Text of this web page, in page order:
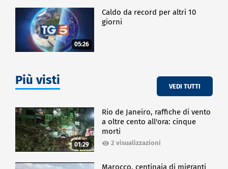
05:26
Caldo da record per altri 10
giorni
Più visti VEDI TUTTI
01:29
Rio de Janeiro, raffiche di vento
a oltre cento all'ora: cinque
morti
2 visualizzazioni
Marocco, centinaia di migranti